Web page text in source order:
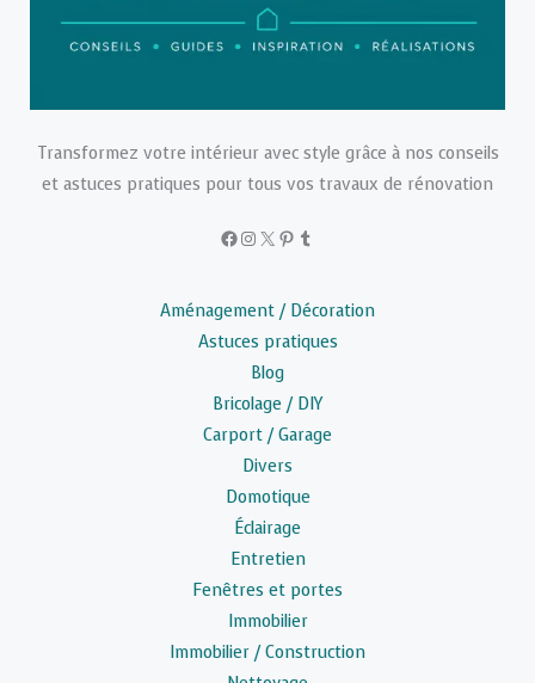
Transformez votre intérieur avec style grâce à nos conseils
et astuces pratiques pour tous vos travaux de rénovation
Facebook
Instagram
X Pinterest
Tumblr
Aménagement / Décoration
Astuces pratiques
Blog
Bricolage / DIY
Carport / Garage
Divers
Domotique
Éclairage
Entretien
Fenêtres et portes
Immobilier
Immobilier / Construction